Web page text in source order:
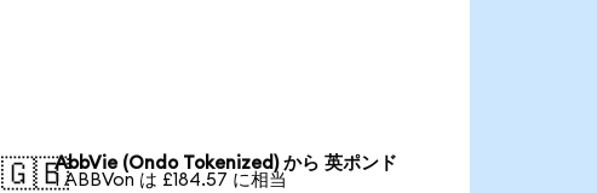
🇬🇧AbbVie (Ondo Tokenized) から 英ポンド
1 ABBVon は £184.57 に相当